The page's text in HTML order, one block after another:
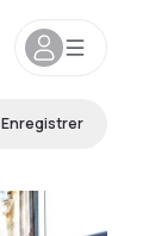
Enregistrer